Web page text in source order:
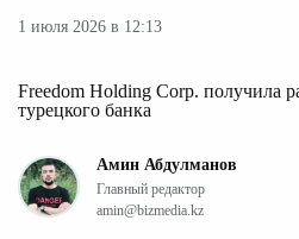
1 июля 2026 в 12:13
Freedom Holding Corp. получила
турецкого банка
Амин Абдулманов
Главный редактор
amin@bizmedia.kz